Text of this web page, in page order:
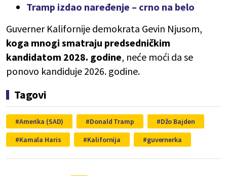
Tramp izdao naređenje – crno na belo
Guverner Kalifornije demokrata Gevin Njusom,
koga mnogi smatraju predsedničkim
kandidatom 2028. godine, neće moći da se
ponovo kandiduje 2026. godine.
Tagovi
Amerika (SAD) Donald Tramp
Džo Bajden
Kamala Haris
Kalifornija guvernerka